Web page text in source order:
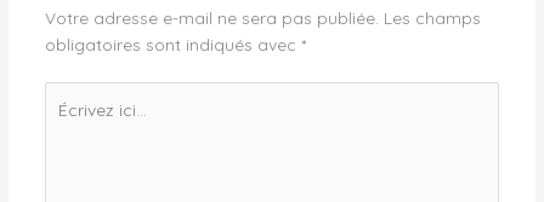
Votre adresse e-mail ne sera pas publiée. Les champs
obligatoires sont indiqués avec *
ici…